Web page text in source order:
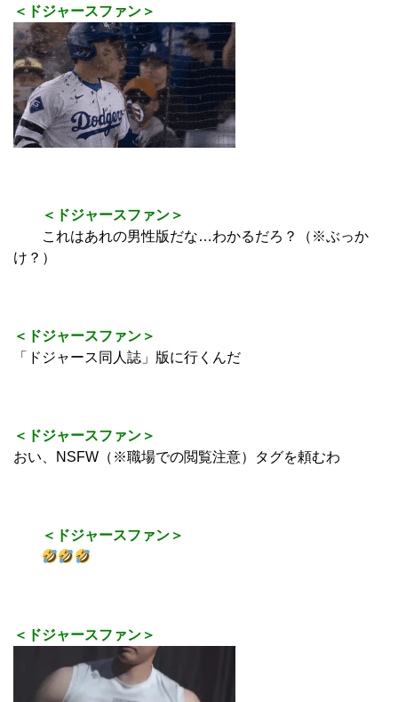
＜ドジャースファン＞
＜ドジャースファン＞
これはあれの男性版だな…わかるだろ？（※ぶっか
け？）
＜ドジャースファン＞
「ドジャース同人誌」版に行くんだ
＜ドジャースファン＞
おい、NSFW（※職場での閲覧注意）タグを頼むわ
＜ドジャースファン＞
＜ドジャースファン＞